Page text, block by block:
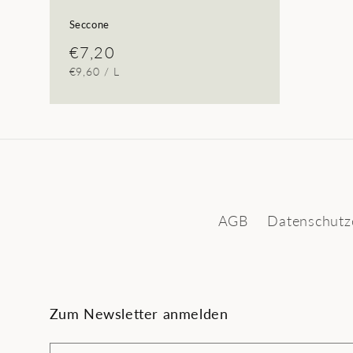
Seccone
Normaler
Preis
€7,20
GRUNDPREIS
€9,60 / PRO
L
AGB
Zum Newsletter anmelden